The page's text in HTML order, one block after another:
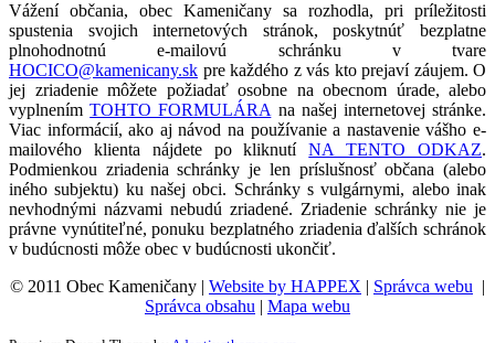
Vážení občania, obec Kameničany sa rozhodla, pri príležitosti
spustenia svojich internetových stránok, poskytnúť bezplatne
plnohodnotnú e-mailovú schránku v tvare
HOCICO@kamenicany.sk pre každého z vás kto prejaví záujem. O
jej zriadenie môžete požiadať osobne na obecnom úrade, alebo
vyplnenímTOHTO FORMULÁRA na našej internetovej stránke.
Viac informácií, ako aj návod na používanie a nastavenie vášho e-
mailového klienta nájdete po kliknutíNA TENTO ODKAZ.
Podmienkou zriadenia schránky je len príslušnosť občana (alebo
iného subjektu) ku našej obci. Schránky s vulgárnymi, alebo inak
nevhodnými názvami nebudú zriadené. Zriadenie schránky nie je
právne vynútiteľné, ponuku bezplatného zriadenia ďalších schránok
v budúcnosti môže obec v budúcnosti ukončiť.
© 2011 Obec Kameničany | Website by HAPPEX | Správca webu |
Správca obsahu | Mapa webu